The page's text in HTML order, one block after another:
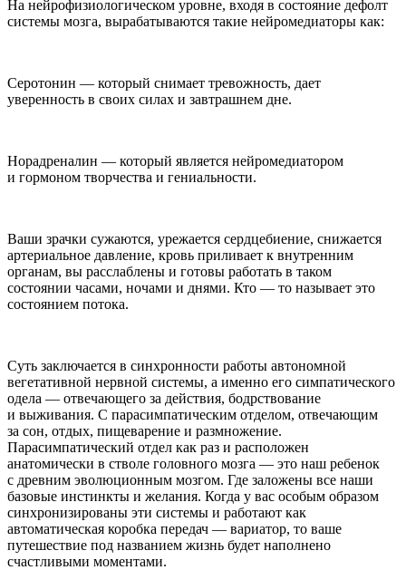
На нейрофизиологическом уровне, входя в состояние дефолт
системы мозга, вырабатываются такие нейромедиаторы как:
Серотонин — который снимает тревожность, дает
уверенность в своих силах и завтрашнем дне.
Норадреналин — который является нейромедиатором
и гормоном творчества и гениальности.
Ваши зрачки сужаются, урежается сердцебиение, снижается
артериальное давление, кровь приливает к внутренним
органам, вы расслаблены и готовы работать в таком
состоянии часами, ночами и днями. Кто — то называет это
состоянием потока.
Суть заключается в синхронности работы автономной
вегетативной нервной системы, а именно его симпатического
одела — отвечающего за действия, бодрствование
и выживания. С парасимпатическим отделом, отвечающим
за сон, отдых, пищеварение и размножение.
Парасимпатический отдел как раз и расположен
анатомически в стволе головного мозга — это наш ребенок
с древним эволюционным мозгом. Где заложены все наши
базовые инстинкты и желания. Когда у вас особым образом
синхронизированы эти системы и работают как
автоматическая коробка передач — вариатор, то ваше
путешествие под названием жизнь будет наполнено
счастливыми моментами.